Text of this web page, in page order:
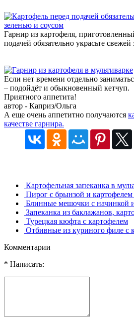
Гарнир из картофеля,
подачей обязательно украсьте
Если нет времени отдельно
– подойдёт и обыкновенный кетчуп.
Приятного аппетита!
автор - Каприз/Ольга
А еще очень аппетитно получаются
качестве гарнира.
Картофельная запеканка в
Пирог с брынзой и
Блинные мешочки с начинкой
Запеканка из баклажанов,
Турецкая кюфта с картофелем
Отбивные из куриного филе с
Комментарии
* Написать: